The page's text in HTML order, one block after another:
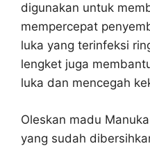
digunakan untuk
mempercepat
luka yang terinfeksi
lengket juga
luka dan mencegah
Oleskan madu
yang sudah